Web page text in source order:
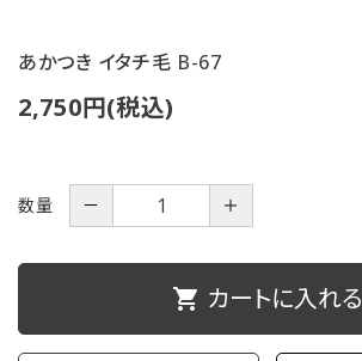
あかつき イタチ毛 B-67
2,750円(税込)
数量 － ＋
shopping_cart カートに入れる